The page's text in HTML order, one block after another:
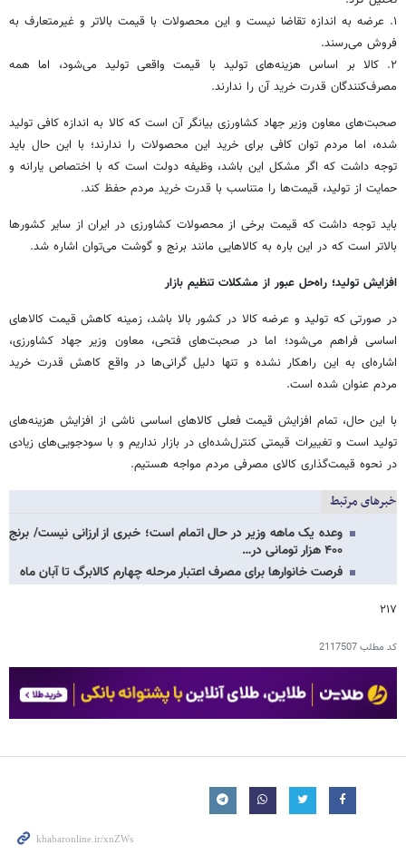
۱. عرضه به اندازه تقاضا نیست و این محصولات با قیمت بالاتر و غیرمتعارف به
فروش می‌رسند.
۲. کالا بر اساس هزینه‌های تولید با قیمت واقعی تولید می‌شود، اما همه
مصرف‌کنندگان قدرت خرید آن را ندارند.
صحبت‌های معاون وزیر جهاد کشاورزی بیانگر آن است که کالا به اندازه کافی تولید
شده، اما مردم توان کافی برای خرید این محصولات را ندارند؛ با این حال باید
توجه داشت که اگر مشکل این باشد، وظیفه دولت است که با اختصاص یارانه و
حمایت از تولید، قیمت‌ها را متناسب با قدرت خرید مردم حفظ کند.
باید توجه داشت که قیمت برخی از محصولات کشاورزی در ایران از سایر کشورها
بالاتر است که در این باره به کالاهایی مانند برنج و گوشت می‌توان اشاره شد.
افزایش تولید؛ راه‌حل عبور از مشکلات تنظیم بازار
در صورتی که تولید و عرضه کالا در کشور بالا باشد، زمینه کاهش قیمت کالاهای
اساسی فراهم می‌شود؛ اما در صحبت‌های فتحی، معاون وزیر جهاد کشاورزی،
اشاره‌ای به این راهکار نشده و تنها دلیل گرانی‌ها در واقع کاهش قدرت خرید
مردم عنوان شده است.
با این حال، تمام افزایش قیمت فعلی کالاهای اساسی ناشی از افزایش هزینه‌های
تولید است و تغییرات قیمتی کنترل‌شده‌ای در بازار نداریم و با سودجویی‌های زیادی
در نحوه قیمت‌گذاری کالای مصرفی مردم مواجه هستیم.
خبرهای مرتبط
وعده یک ماهه وزیر در حال اتمام است؛ خبری از ارزانی نیست/ برنج
۴۰۰ هزار تومانی در…
فرصت خانوارها برای مصرف اعتبار مرحله چهارم کالابرگ تا آبان ماه
۲۱۷
کد مطلب2117507